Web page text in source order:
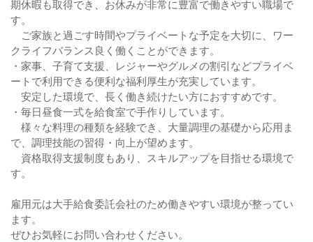
期休暇も取得でき、お休みが非常に豊富で働きやすい職場で
す。
ご家族と過ごす時間やプライベートな予定を大切に、ワー
クライフバランス良く働くことができます。
・家事、子育て支援、レジャーやグルメの割引などプライベ
ートで利用できる便利な福利厚生が充実しています。
安定した環境で、長く働き続けたい方におすすめです。
・毎日昼食一式を給食室で手作りしています。
様々な料理の種類を経験でき、大量調理の基礎から応用ま
で、調理技能の習得・向上が望めます。
資格取得支援制度もあり、スキルアップを目指せる環境で
す。
雇用元は大手給食委託会社のため働きやすい環境が整ってい
ます。
ぜひお気軽にお問い合わせください。